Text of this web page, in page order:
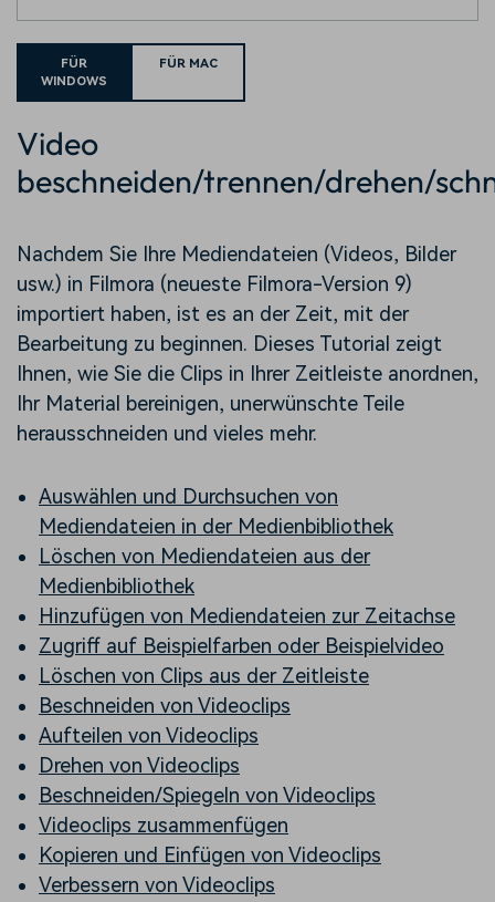
FÜR
WINDOWS
FÜR MAC
Video
beschneiden/trennen/drehen/
Nachdem Sie Ihre Mediendateien (Videos, Bilder
usw.) in Filmora (neueste Filmora-Version 9)
importiert haben, ist es an der Zeit, mit der
Bearbeitung zu beginnen. Dieses Tutorial zeigt
Ihnen, wie Sie die Clips in Ihrer Zeitleiste anordnen,
Ihr Material bereinigen, unerwünschte Teile
herausschneiden und vieles mehr.
Auswählen und Durchsuchen von
Mediendateien in der Medienbibliothek
Löschen von Mediendateien aus der
Medienbibliothek
Hinzufügen von Mediendateien zur Zeitachse
Zugriff auf Beispielfarben oder Beispielvideo
Löschen von Clips aus der Zeitleiste
Beschneiden von Videoclips
Aufteilen von Videoclips
Drehen von Videoclips
Beschneiden/Spiegeln von Videoclips
Videoclips zusammenfügen
Kopieren und Einfügen von Videoclips
Verbessern von Videoclips